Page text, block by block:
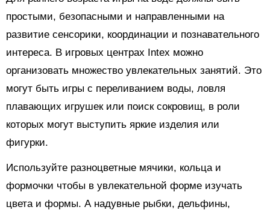
простыми, безопасными и направленными на
развитие сенсорики, координации и познавательного
интереса. В игровых центрах Intex можно
организовать множество увлекательных занятий. Это
могут быть игры с переливанием воды, ловля
плавающих игрушек или поиск сокровищ, в роли
которых могут выступить яркие изделия или
фигурки.
Используйте разноцветные мячики, кольца и
формочки чтобы в увлекательной форме изучать
цвета и формы. А надувные рыбки, дельфины,